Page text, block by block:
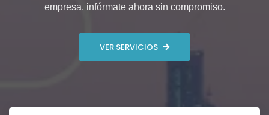
empresa, infórmate ahora sin compromiso.
VER SERVICIOS